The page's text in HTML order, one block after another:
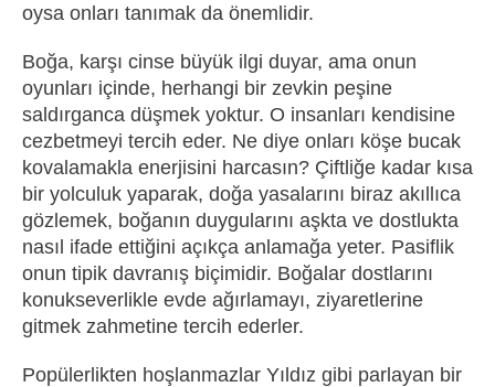
oysa onları tanımak da önemlidir.
Boğa, karşı cinse büyük ilgi duyar, ama onun
oyunları içinde, herhangi bir zevkin peşine
saldırganca düşmek yoktur. O insanları kendisine
cezbetmeyi tercih eder. Ne diye onları köşe bucak
kovalamakla enerjisini harcasın? Çiftliğe kadar kısa
bir yolculuk yaparak, doğa yasalarını biraz akıllıca
gözlemek, boğanın duygularını aşkta ve dostlukta
nasıl ifade ettiğini açıkça anlamağa yeter. Pasiflik
onun tipik davranış biçimidir. Boğalar dostlarını
konukseverlikle evde ağırlamayı, ziyaretlerine
gitmek zahmetine tercih ederler.
Popülerlikten hoşlanmazlar Yıldız gibi parlayan bir